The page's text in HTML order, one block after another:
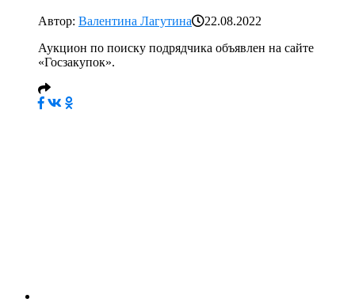
Автор: Валентина Лагутина
22.08.2022
Аукцион по поиску подрядчика объявлен на сайте
«Госзакупок».